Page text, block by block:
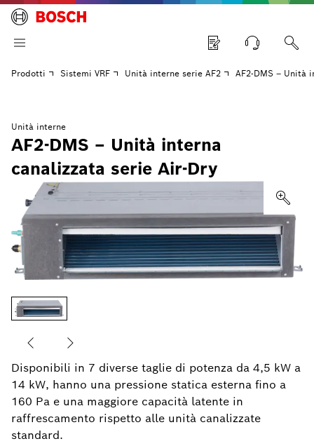
Prodotti Sistemi VRF Unità interne serie AF2 AF2-DMS – Unità
Unità interne
AF2-DMS – Unità interna
canalizzata serie Air-Dry
Disponibili in 7 diverse taglie di potenza da 4,5 kW a
14 kW, hanno una pressione statica esterna fino a
160 Pa e una maggiore capacità latente in
raffrescamento rispetto alle unità canalizzate
standard.